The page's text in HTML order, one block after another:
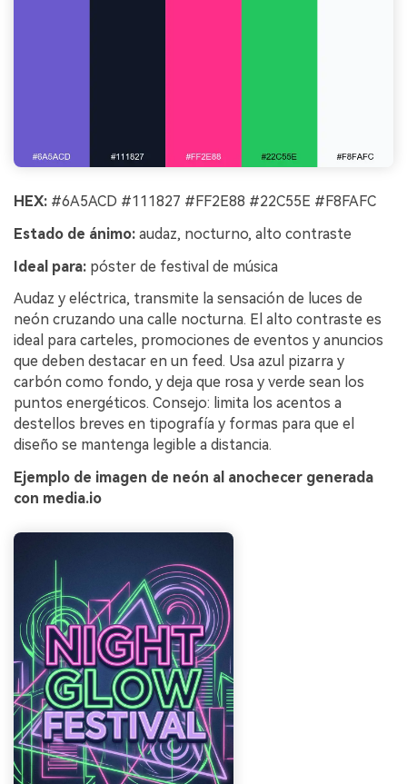
HEX: #6A5ACD #111827 #FF2E88 #22C55E #F8FAFC
Estado de ánimo: audaz, nocturno, alto contraste
Ideal para: póster de festival de música
Audaz y eléctrica, transmite la sensación de luces de
neón cruzando una calle nocturna. El alto contraste es
ideal para carteles, promociones de eventos y anuncios
que deben destacar en un feed. Usa azul pizarra y
carbón como fondo, y deja que rosa y verde sean los
puntos energéticos. Consejo: limita los acentos a
destellos breves en tipografía y formas para que el
diseño se mantenga legible a distancia.
Ejemplo de imagen de neón al anochecer generada
con media.io